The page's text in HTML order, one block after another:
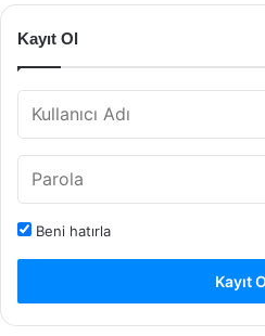
Kayıt Ol
Beni hatırla
Kayıt